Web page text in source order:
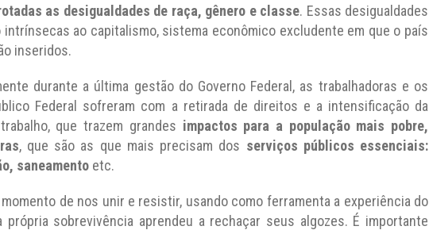
as desigualdades de raça, gênero e classe. Essas desigualdades
intrínsecas ao capitalismo, sistema econômico excludente em que o país
inseridos.
durante a última gestão do Governo Federal, as trabalhadoras e os
Federal sofreram com a retirada de direitos e a intensificação da
que trazem grandes impactos para a população mais pobre,
, que são as que mais precisam dos serviços públicos essenciais:
saneamento etc.
de nos unir e resistir, usando como ferramenta a experiência do
própria sobrevivência aprendeu a rechaçar seus algozes. É importante